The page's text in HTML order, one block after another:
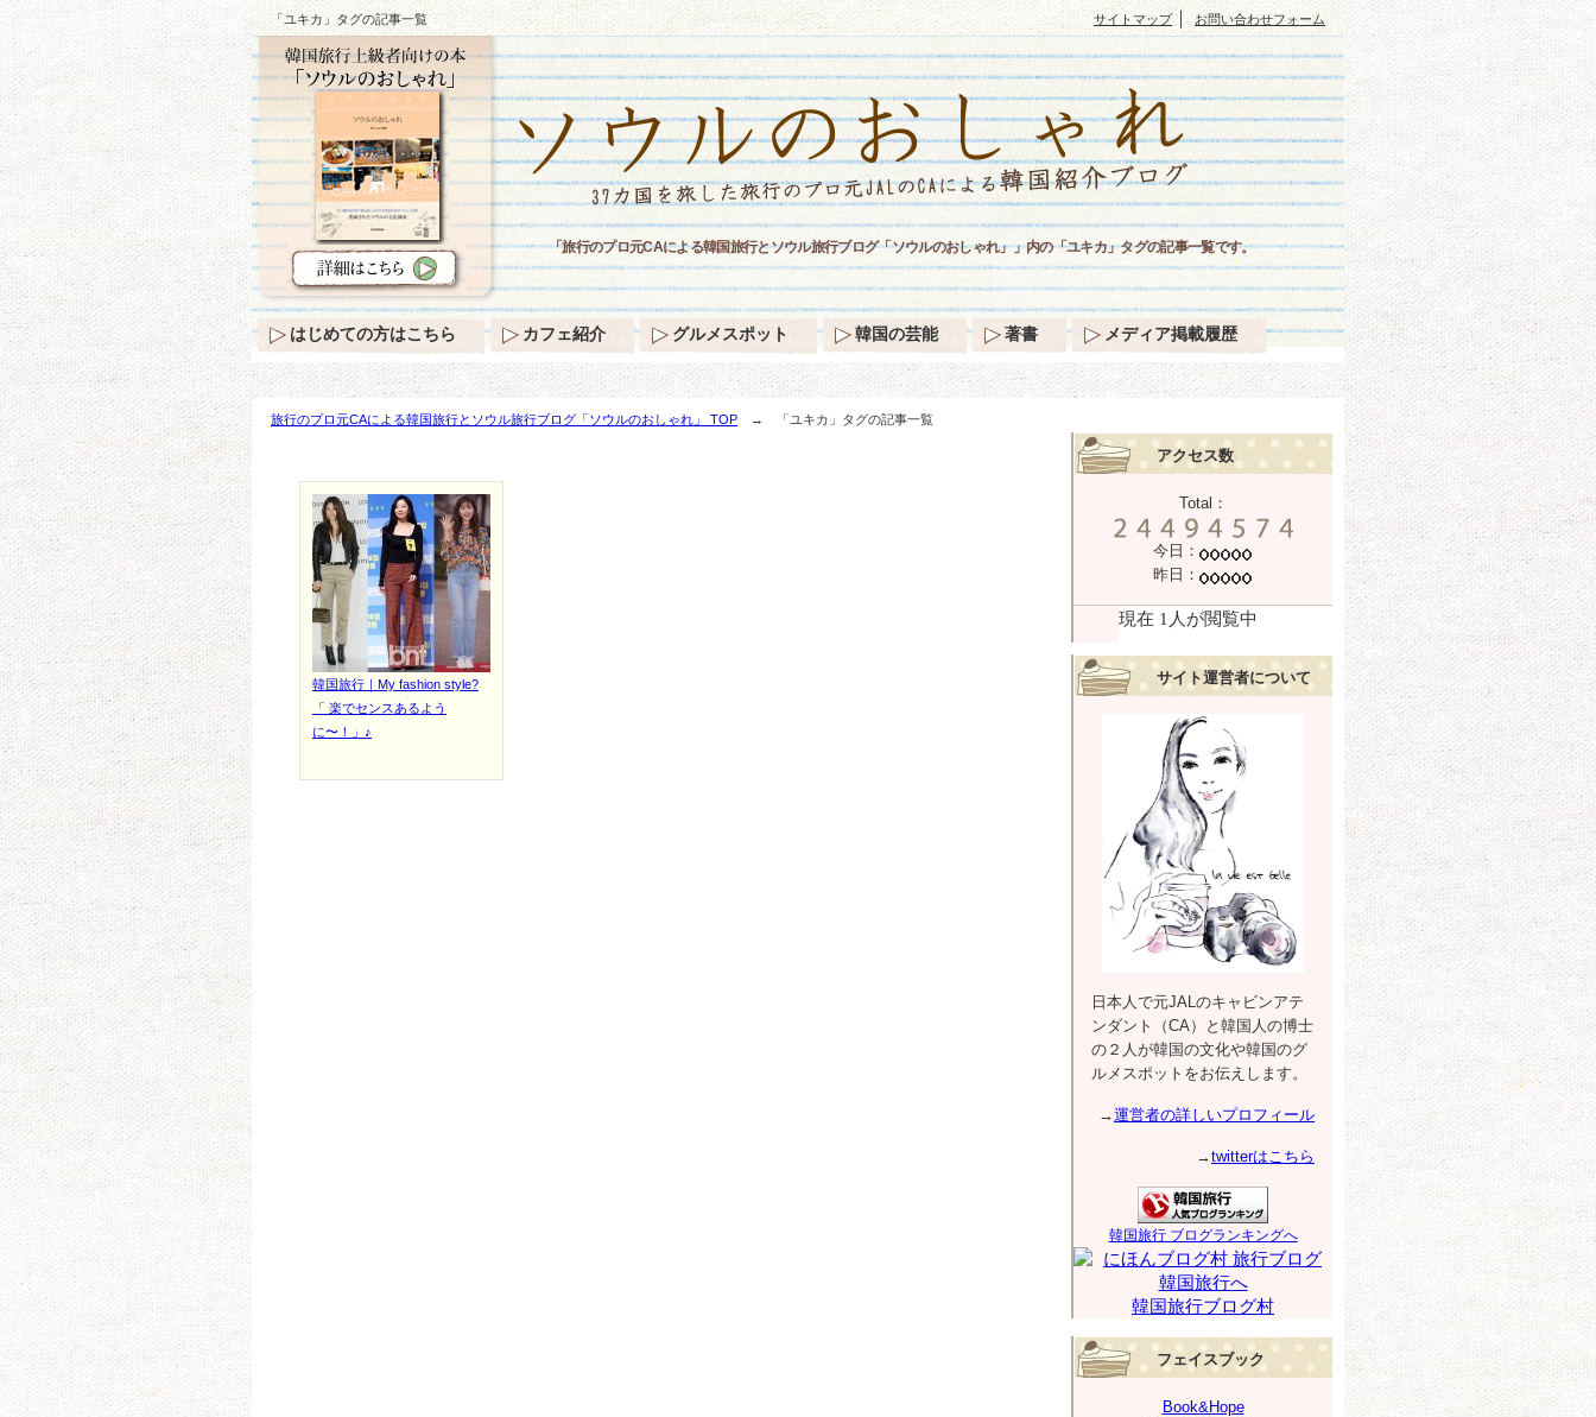
「ユキカ」タグの記事一覧
旅行のプロ元CAによる韓国旅行とソウル旅行ブログ「ソウルのおしゃれ」 TOP → 「ユキカ」タグの記事一覧
韓国旅行｜My fashion style?
「 楽でセンスあるよう
に〜！」♪
アクセス数
Total：
今日：
昨日：
サイト運営者について
日本人で元JALのキャビンアテ
ンダント（CA）と韓国人の博士
の２人が韓国の文化や韓国のグ
ルメスポットをお伝えします。
→運営者の詳しいプロフィール
→twitterはこちら
韓国旅行 ブログランキングへ
韓国旅行ブログ村
フェイスブック
Book&Hope
「旅行のプロ元CAによる韓国旅行とソウル旅行ブログ「ソウルのおしゃれ」」内の「ユキカ」タグの記事一覧です。
サイトマップ｜ お問い合わせフォーム
はじめての方はこちら カフェ紹介 グルメスポット 韓国の芸能 著書 メディア掲載履歴